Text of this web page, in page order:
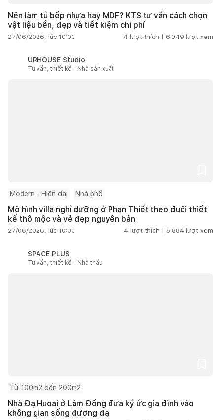
Nên làm tủ bếp nhựa hay MDF? KTS tư vấn cách chọn
vật liệu bền, đẹp và tiết kiệm chi phí
27/06/2026, lúc 10:00 4 lượt thích | 6.049 lượt xem
URHOUSE Studio
Tư vấn, thiết kế - Nhà sản xuất
Modern - Hiện đại Nhà phố
Mô hình villa nghỉ dưỡng ở Phan Thiết theo đuổi thiết
kế thô mộc và vẻ đẹp nguyên bản
27/06/2026, lúc 10:00 4 lượt thích | 5.884 lượt xem
SPACE PLUS
Tư vấn, thiết kế - Nhà thầu
Từ 100m2 đến 200m2
Nhà Đạ Huoai ở Lâm Đồng đưa ký ức gia đình vào
không gian sống đương đại